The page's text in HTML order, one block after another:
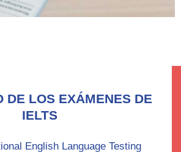
DE LOS EXÁMENES DE
IELTS
English Language Testing